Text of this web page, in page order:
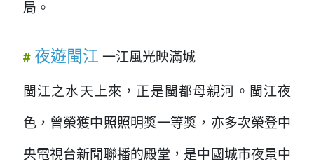
局。
#夜遊閩江 一江風光映滿城
閩江之水天上來，正是閩都母親河。閩江夜
色，曾榮獲中照照明獎一等獎，亦多次榮登中
央電視台新聞聯播的殿堂，是中國城市夜景中